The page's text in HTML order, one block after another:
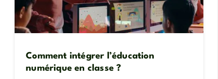
Comment intégrer l’éducation
numérique en classe ?